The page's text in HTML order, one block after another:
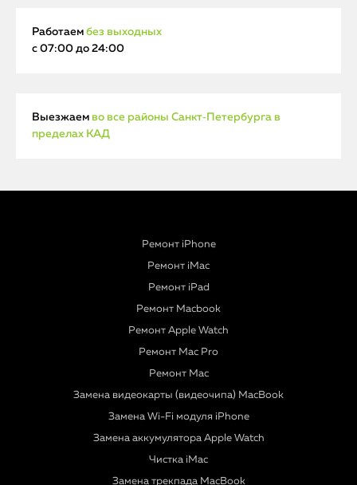
Работаем без выходных
с 07:00 до 24:00
Выезжаем во все районы Санкт‑Петербурга в
пределах КАД
Ремонт iPhone
Ремонт iMac
Ремонт iPad
Ремонт Macbook
Ремонт Apple Watch
Ремонт Mac Pro
Ремонт Mac
Замена видеокарты (видеочипа) MacBook
Замена Wi-Fi модуля iPhone
Замена аккумулятора Apple Watch
Чистка iMac
Замена трекпада MacBook